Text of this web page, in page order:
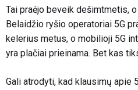
Tai praėjo beveik dešimtmetis, o
Belaidžio ryšio operatoriai 5G
kelerius metus, o mobilioji 5G
yra plačiai prieinama. Bet kas
Gali atrodyti, kad klausimų apie